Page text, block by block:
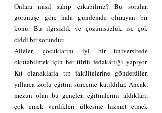
Onlara nasıl sahip çıkabiliriz? Bu sorular,
görünüşe göre hala gündemde olmayan bir
konu. Bu ilgisizlik ve çözümsüzlük ise çok
ciddi bir sorundur.
Aileler, çocuklarını iyi bir üniversitede
okutabilmek için her türlü fedakârlığı yapıyor.
Kıt olanaklarla tıp fakültelerine gönderdiler,
yıllarca zorlu eğitim sürecine katıldılar. Ancak,
mezun olan bu gençler, eğitimlerini aldıkları,
çok emek verdikleri ülkesine hizmet etmek